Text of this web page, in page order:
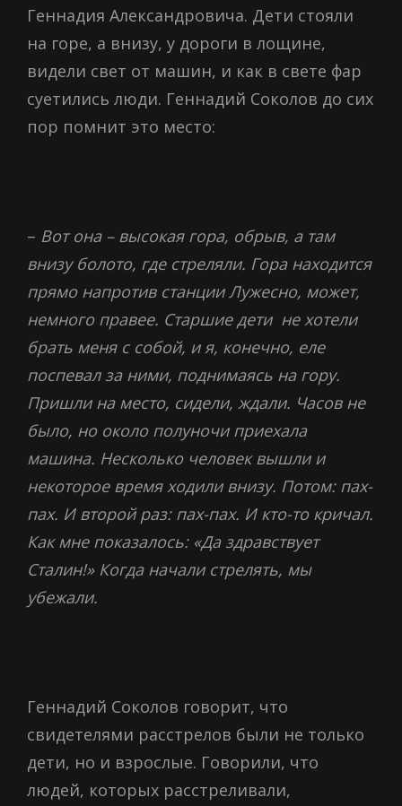
Геннадия Александровича. Дети стояли
на горе, а внизу, у дороги в лощине,
видели свет от машин, и как в свете фар
суетились люди. Геннадий Соколов до сих
пор помнит это место:
– Вот она – высокая гора, обрыв, а там
внизу болото, где стреляли. Гора находится
прямо напротив станции Лужесно, может,
немного правее. Старшие дети не хотели
брать меня с собой, и я, конечно, еле
поспевал за ними, поднимаясь на гору.
Пришли на место, сидели, ждали. Часов не
было, но около полуночи приехала
машина. Несколько человек вышли и
некоторое время ходили внизу. Потом: пах-
пах. И второй раз: пах-пах. И кто-то кричал.
Как мне показалось: «Да здравствует
Сталин!» Когда начали стрелять, мы
убежали.
Геннадий Соколов говорит, что
свидетелями расстрелов были не только
дети, но и взрослые. Говорили, что
людей, которых расстреливали,